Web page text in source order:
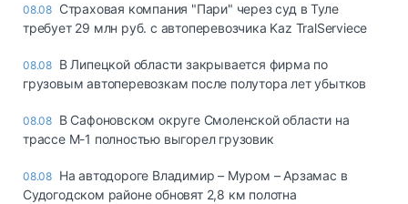
08.08 Страховая компания "Пари" через суд в Туле
требует 29 млн руб. с автоперевозчика Kaz TralServiece
08.08 В Липецкой области закрывается фирма по
грузовым автоперевозкам после полутора лет убытков
08.08 В Сафоновском округе Смоленской области на
трассе М-1 полностью выгорел грузовик
08.08 На автодороге Владимир – Муром – Арзамас в
Судогодском районе обновят 2,8 км полотна